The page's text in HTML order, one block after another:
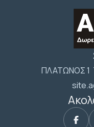
ΠΛΑΤΩΝΟΣ 1